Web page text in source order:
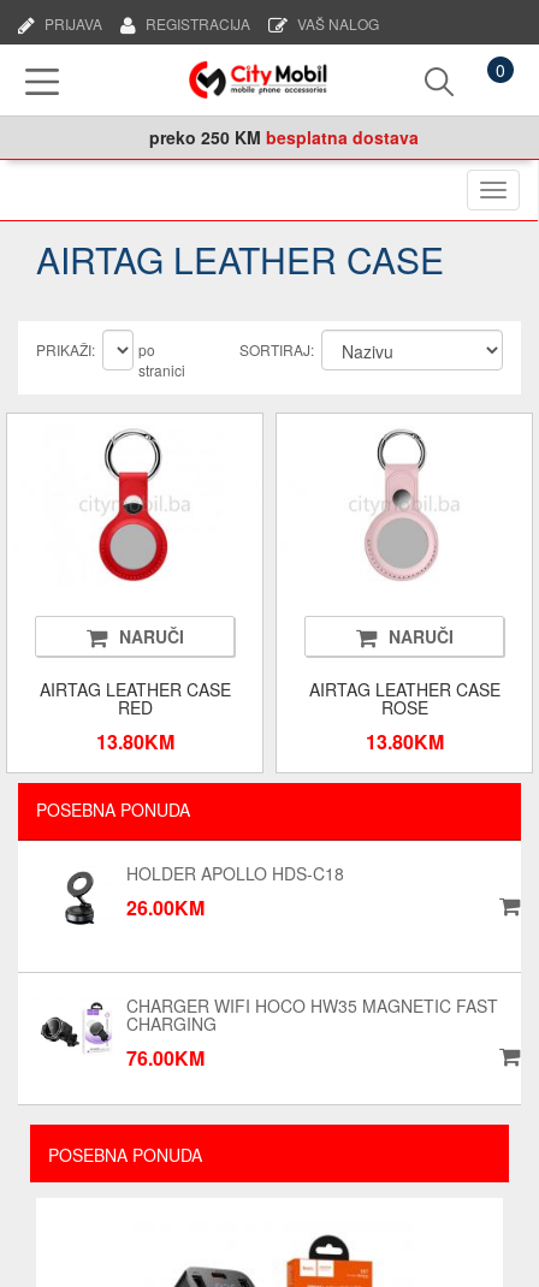
VAŠ NALOG
REGISTRACIJA
PRIJAVA
0
preko 250 KM besplatna dostava
POSEBNA PONUDA
AIRTAG LEATHER CASE
PRIKAŽI:
po
stranici
SORTIRAJ:
NARUČI
AIRTAG LEATHER CASE
RED
13.80KM
NARUČI
AIRTAG LEATHER CASE
ROSE
13.80KM
POSEBNA PONUDA
HOLDER APOLLO HDS-C18
26.00KM
CHARGER WIFI HOCO HW35 MAGNETIC FAST
CHARGING
76.00KM